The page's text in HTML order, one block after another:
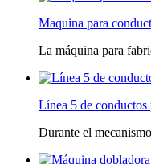
Maquina para
La máquina para
Línea 5 de conductos
Durante el